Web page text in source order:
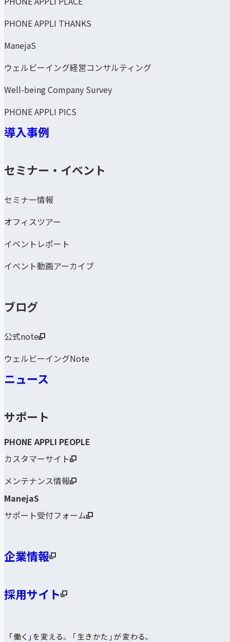
PHONE APPLI THANKS
ManejaS
ウェルビーイング経営コンサルティング
Well-being Company Survey
PHONE APPLI PICS
導入事例
セミナー・イベント
セミナー情報
オフィスツアー
イベントレポート
イベント動画アーカイブ
ブログ
公式note
ウェルビーイングNote
ニュース
サポート
PHONE APPLI PEOPLE
カスタマーサイト
メンテナンス情報
ManejaS
サポート受付フォーム
企業情報
採用サイト